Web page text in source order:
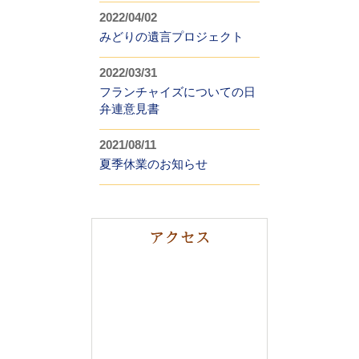
2022/04/02
みどりの遺言プロジェクト
2022/03/31
フランチャイズについての日
弁連意見書
2021/08/11
夏季休業のお知らせ